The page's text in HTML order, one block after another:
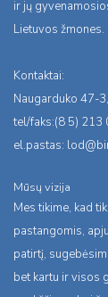
ir jų
Lietuvos žmones.
Kontaktai:
Naugarduko 47-
tel/faks:(8 5) 213
el.pastas:
Mūsų vizija
Mes tikime, kad
pastangomis,
patirtį,
bet kartu ir visos